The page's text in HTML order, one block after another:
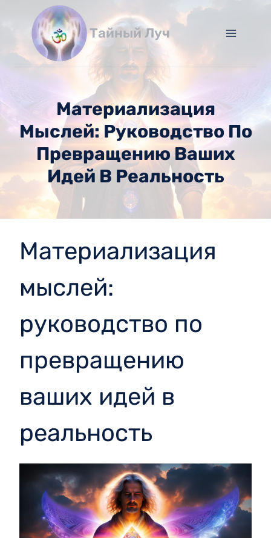
содержимому
Тайный Луч
Материализация
Мыслей: Руководство По
Превращению Ваших
Идей В Реальность
Материализация
мыслей:
руководство по
превращению
ваших идей в
реальность